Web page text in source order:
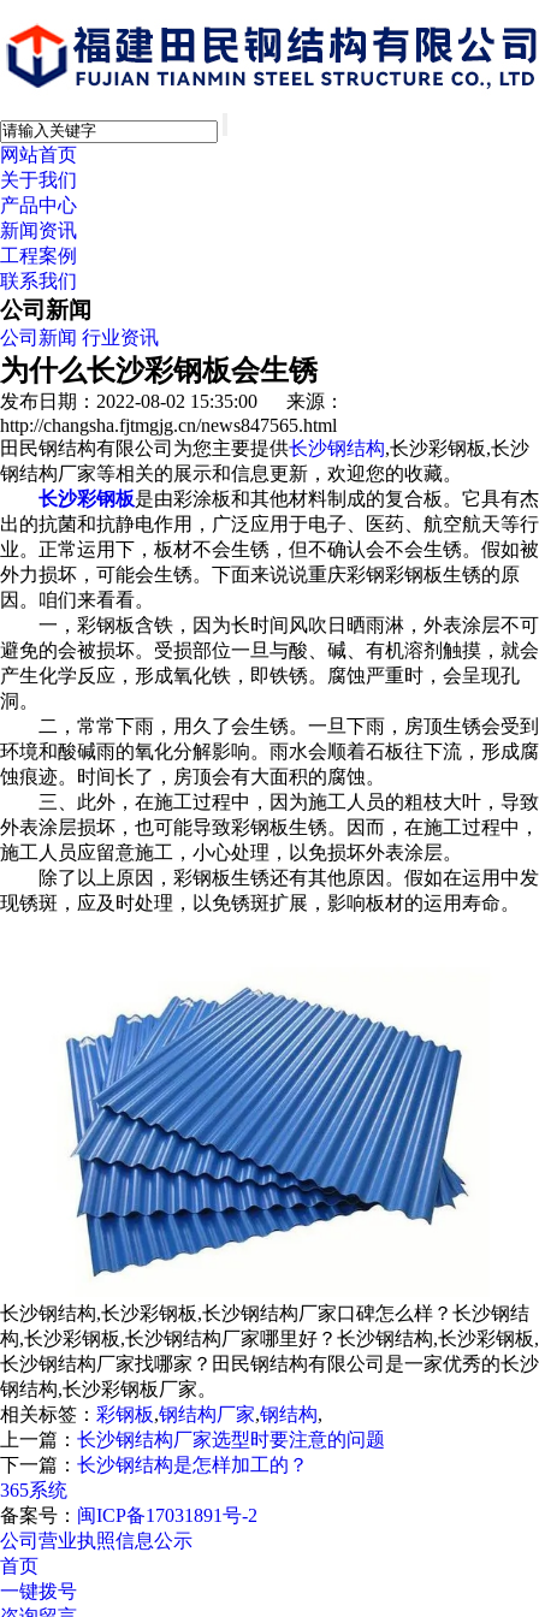
网站首页
关于我们
产品中心
新闻资讯
工程案例
联系我们
公司新闻
公司新闻 行业资讯
为什么长沙彩钢板会生锈
发布日期：2022-08-02 15:35:00 来源：
http://changsha.fjtmgjg.cn/news847565.html
田民钢结构有限公司为您主要提供长沙钢结构,长沙彩钢板,长沙
钢结构厂家等相关的展示和信息更新，欢迎您的收藏。
长沙彩钢板是由彩涂板和其他材料制成的复合板。它具有杰
出的抗菌和抗静电作用，广泛应用于电子、医药、航空航天等行
业。正常运用下，板材不会生锈，但不确认会不会生锈。假如被
外力损坏，可能会生锈。下面来说说重庆彩钢彩钢板生锈的原
因。咱们来看看。
一，彩钢板含铁，因为长时间风吹日晒雨淋，外表涂层不可
避免的会被损坏。受损部位一旦与酸、碱、有机溶剂触摸，就会
产生化学反应，形成氧化铁，即铁锈。腐蚀严重时，会呈现孔
洞。
二，常常下雨，用久了会生锈。一旦下雨，房顶生锈会受到
环境和酸碱雨的氧化分解影响。雨水会顺着石板往下流，形成腐
蚀痕迹。时间长了，房顶会有大面积的腐蚀。
三、此外，在施工过程中，因为施工人员的粗枝大叶，导致
外表涂层损坏，也可能导致彩钢板生锈。因而，在施工过程中，
施工人员应留意施工，小心处理，以免损坏外表涂层。
除了以上原因，彩钢板生锈还有其他原因。假如在运用中发
现锈斑，应及时处理，以免锈斑扩展，影响板材的运用寿命。
长沙钢结构,长沙彩钢板,长沙钢结构厂家口碑怎么样？长沙钢结
构,长沙彩钢板,长沙钢结构厂家哪里好？长沙钢结构,长沙彩钢板,
长沙钢结构厂家找哪家？田民钢结构有限公司是一家优秀的长沙
钢结构,长沙彩钢板厂家。
相关标签： 彩钢板,钢结构厂家,钢结构,
上一篇： 长沙钢结构厂家选型时要注意的问题
下一篇： 长沙钢结构是怎样加工的？
365系统
备案号： 闽ICP备17031891号-2
公司营业执照信息公示
首页
一键拨号